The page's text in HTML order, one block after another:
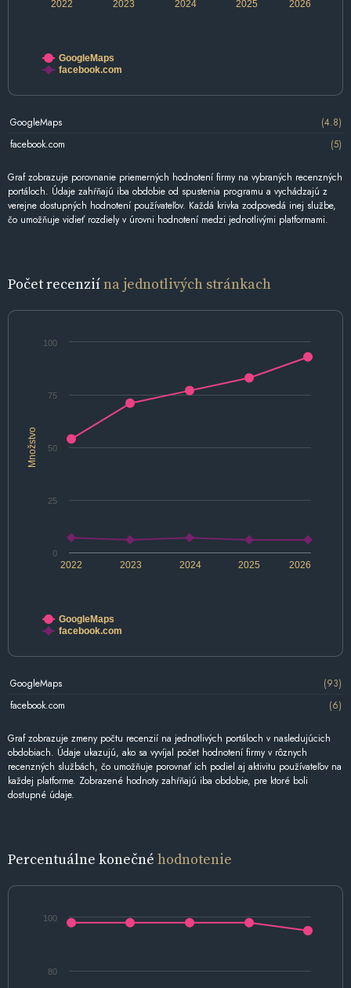
2022 2024 2026
2023 2025
GoogleMaps
facebook.com
GoogleMaps
(4.8)
facebook.com
(5)
Graf zobrazuje porovnanie priemerných hodnotení firmy na vybraných recenzných
portáloch. Údaje zahŕňajú iba obdobie od spustenia programu a vychádzajú z
verejne dostupných hodnotení používateľov. Každá krivka zodpovedá inej službe,
čo umožňuje vidieť rozdiely v úrovni hodnotení medzi jednotlivými platformami.
Počet recenziína jednotlivých stránkach
Množstvo
2022 2024 2026
2023 2025
0
100
25
50
75
GoogleMaps
facebook.com
GoogleMaps
(93)
facebook.com
(6)
Graf zobrazuje zmeny počtu recenzií na jednotlivých portáloch v nasledujúcich
obdobiach. Údaje ukazujú, ako sa vyvíjal počet hodnotení firmy v rôznych
recenzných službách, čo umožňuje porovnať ich podiel aj aktivitu používateľov na
každej platforme. Zobrazené hodnoty zahŕňajú iba obdobie, pre ktoré boli
dostupné údaje.
Percentuálne konečné hodnotenie
80
100